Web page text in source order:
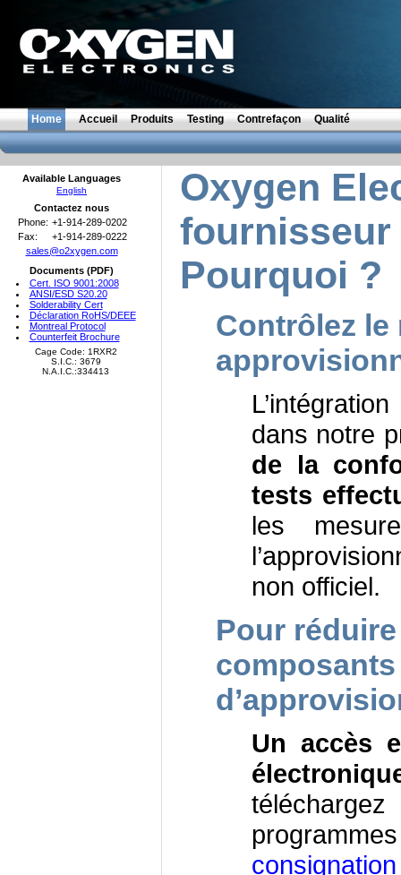
Home Accueil Produits Testing Contrefaçon Qualité
Available Languages
English
Contactez nous
Phone: +1-914-289-0202
Fax:
+1-914-289-0222
sales@o2xygen.com
Documents (PDF)
Cert. ISO 9001:2008
ANSI/ESD S20.20
Solderability Cert
Déclaration RoHS/DEEE
Montreal Protocol
Counterfeit Brochure
Cage Code: 1RXR2
S.I.C.: 3679
N.A.I.C.:334413
Oxygen
Pourquoi ?
Contrôlez le
dans notre
de la
tests
les
non officiel.
Pour
Un accès
consignation